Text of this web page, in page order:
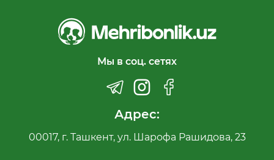
Мы в соц. сетях
Адрес:
00017, г. Ташкент, ул. Шарофа Рашидова, 23